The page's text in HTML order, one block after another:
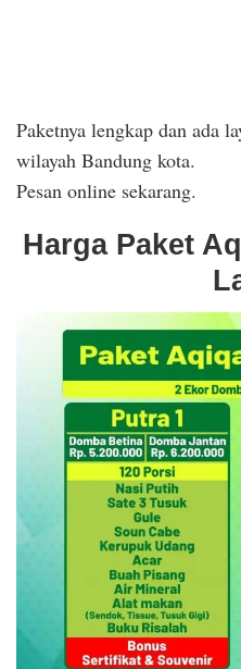
Paketnya lengkap dan ada
wilayah Bandung kota.
Pesan online sekarang.
Harga Paket